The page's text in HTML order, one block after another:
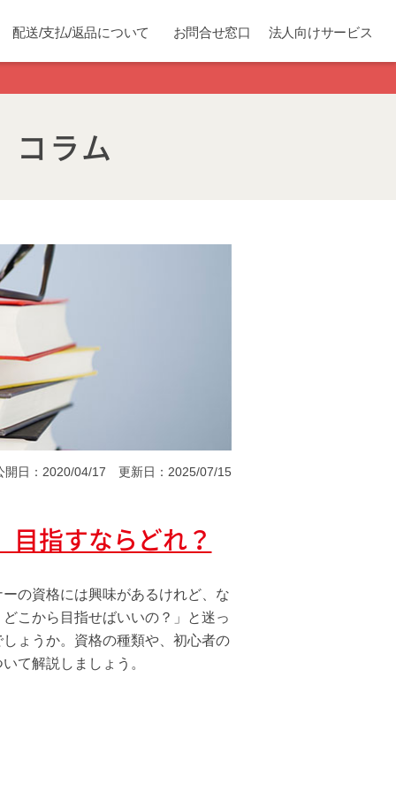
配送/支払/返品について お問合せ窓口 法人向けサービス
コラム
開日：2020/04/17 更新日：2025/07/15
指すならどれ？
の資格には興味があるけれど、な
こから目指せばいいの？」と迷っ
ょうか。資格の種類や、初心者の
て解説しましょう。